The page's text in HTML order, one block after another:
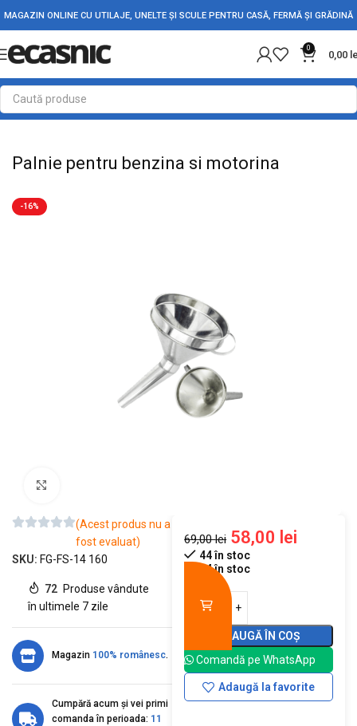
MAGAZIN ONLINE CU UTILAJE, UNELTE ȘI SCULE PENTRU CASĂ, FERMĂ ȘI GRĂDINĂ
0
0,00
Prima pagină Accesorii Auto Diverse Auto
Palnie pentru benzina si motorina
-16%
(Acest produs nu a
fost evaluat)
SKU: FG-FS-14 160
72 Produse vândute
în ultimele 7 zile
Magazin 100% românesc.
Cumpără acum și vei primi
comanda în perioada: 11
69,00lei 58,00 lei
44 în stoc
44 în stoc
ADAUGĂ ÎN COȘ
Comandă pe WhatsApp
Adaugă la favorite